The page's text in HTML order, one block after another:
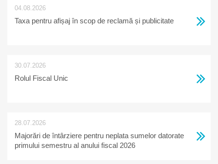
04.08.2026
Taxa pentru afișaj în scop de reclamă și publicitate
30.07.2026
Rolul Fiscal Unic
28.07.2026
Majorări de întârziere pentru neplata sumelor datorate
primului semestru al anului fiscal 2026